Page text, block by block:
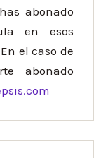
abonado
en esos
el caso de
abonado